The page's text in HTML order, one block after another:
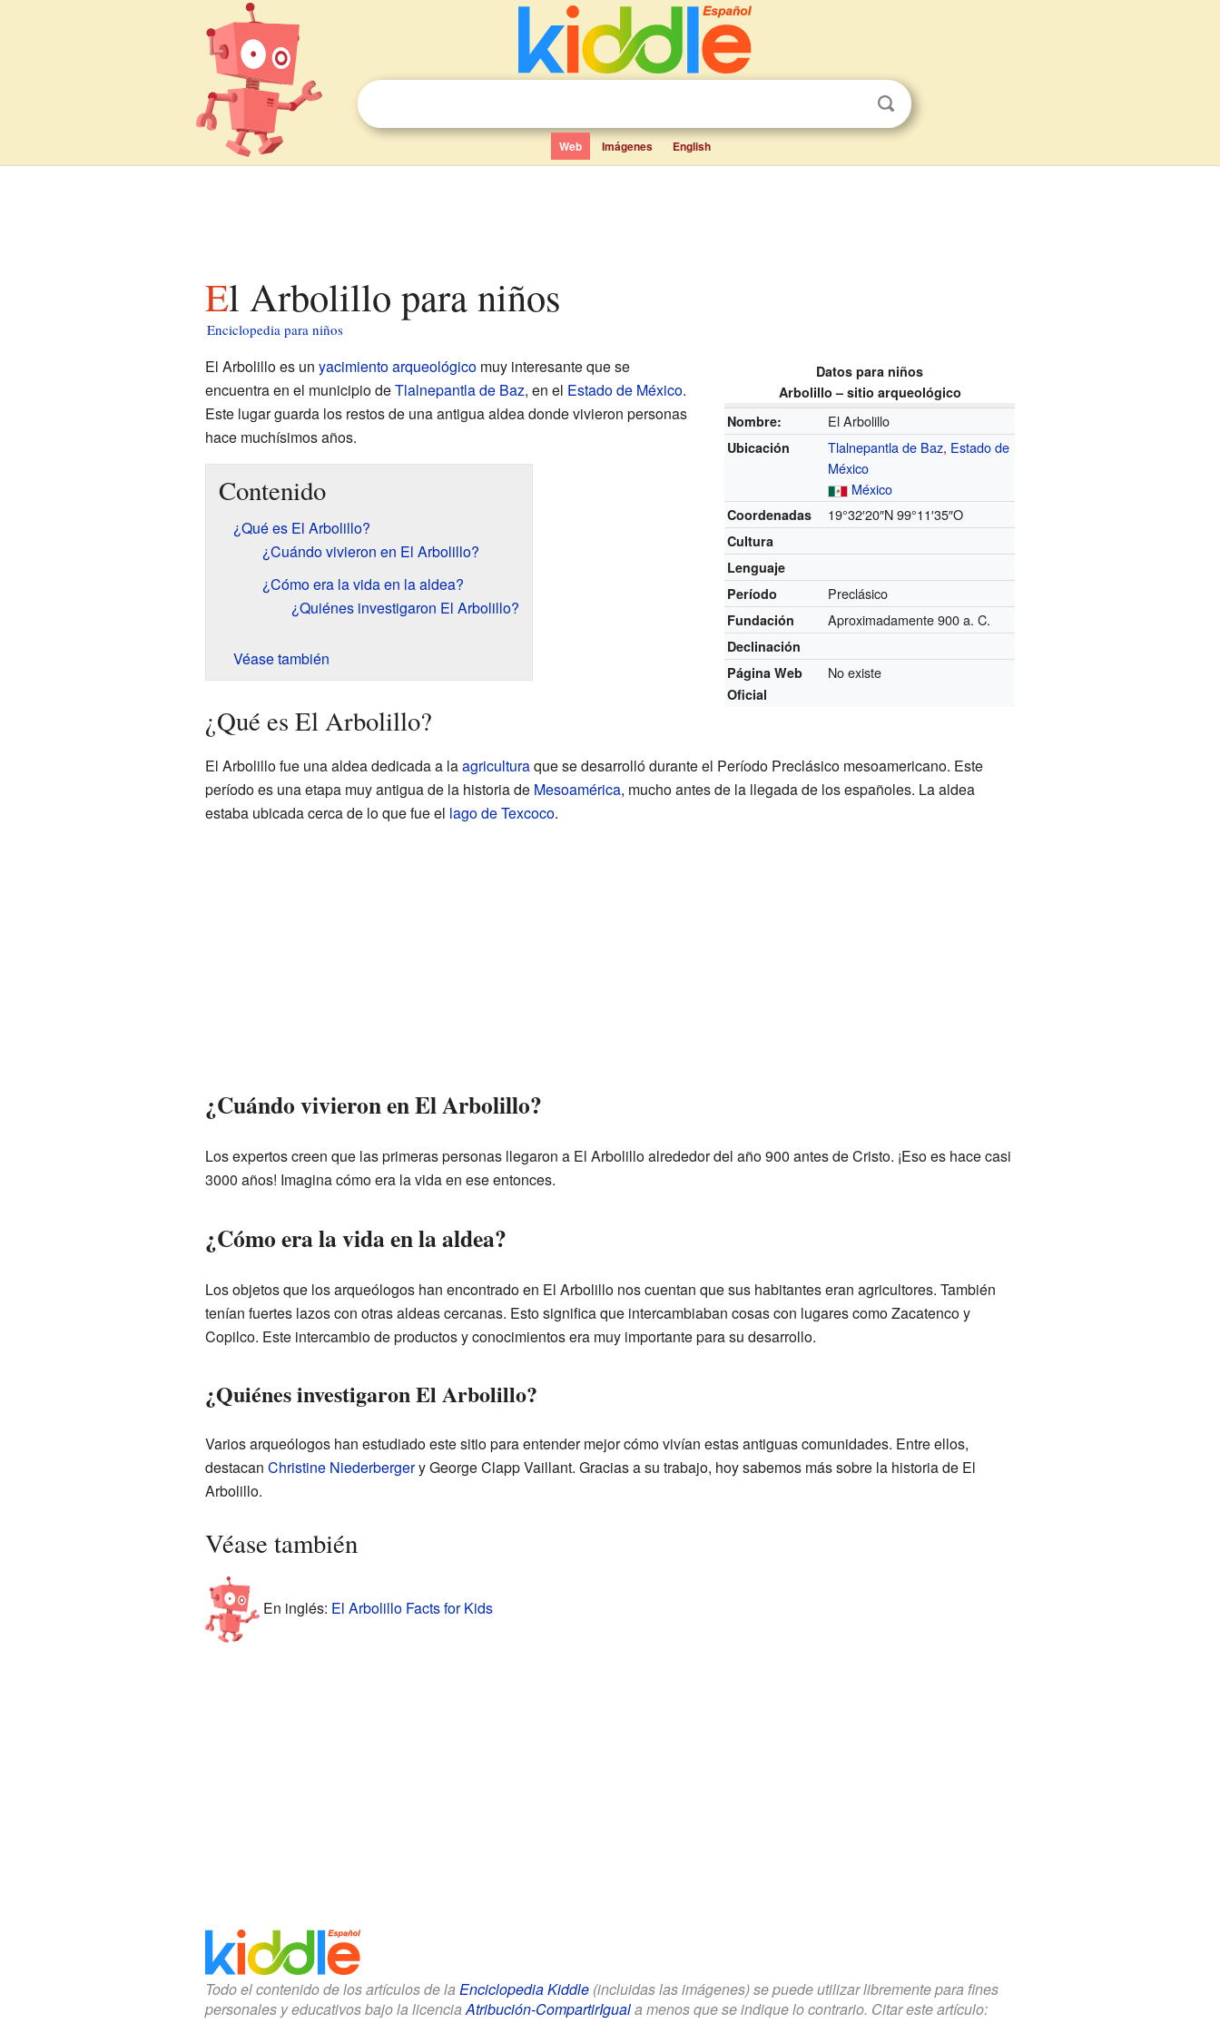
Web Imágenes English
El Arbolillo para niños
Enciclopedia para niños
Datos para niños
Arbolillo – sitio arqueológico
Nombre:
El Arbolillo
Ubicación Tlalnepantla de Baz, Estado de
México
México
Coordenadas 19°32′20″N 99°11′35″O
Cultura
Lenguaje
Período
Preclásico
Fundación Aproximadamente 900 a. C.
Declinación
Página Web
Oficial
No existe
El Arbolillo es un yacimiento arqueológicomuy interesante que se
encuentra en el municipio deTlalnepantla de Baz, en el Estado de México.
Este lugar guarda los restos de una antigua aldea donde vivieron personas
hace muchísimos años.
Contenido
¿Qué es El Arbolillo?
¿Cuándo vivieron en El Arbolillo?
¿Cómo era la vida en la aldea?
¿Quiénes investigaron El Arbolillo?
Véase también
¿Qué es El Arbolillo?
El Arbolillo fue una aldea dedicada a laagriculturaque se desarrolló durante el Período Preclásico mesoamericano. Este
período es una etapa muy antigua de la historia de Mesoamérica, mucho antes de la llegada de los españoles. La aldea
estaba ubicada cerca de lo que fue el lago de Texcoco.
¿Cuándo vivieron en El Arbolillo?
Los expertos creen que las primeras personas llegaron a El Arbolillo alrededor del año 900 antes de Cristo. ¡Eso es hace casi
3000 años! Imagina cómo era la vida en ese entonces.
¿Cómo era la vida en la aldea?
Los objetos que los arqueólogos han encontrado en El Arbolillo nos cuentan que sus habitantes eran agricultores. También
tenían fuertes lazos con otras aldeas cercanas. Esto significa que intercambiaban cosas con lugares como Zacatenco y
Copilco. Este intercambio de productos y conocimientos era muy importante para su desarrollo.
¿Quiénes investigaron El Arbolillo?
Varios arqueólogos han estudiado este sitio para entender mejor cómo vivían estas antiguas comunidades. Entre ellos,
destacan Christine Niederbergery George Clapp Vaillant. Gracias a su trabajo, hoy sabemos más sobre la historia de El
Arbolillo.
Véase también
En inglés: El Arbolillo Facts for Kids
Todo el contenido de los artículos de la Enciclopedia Kiddle(incluidas las imágenes) se puede utilizar libremente para fines
personales y educativos bajo la licenciaAtribución-CompartirIguala menos que se indique lo contrario. Citar este artículo: